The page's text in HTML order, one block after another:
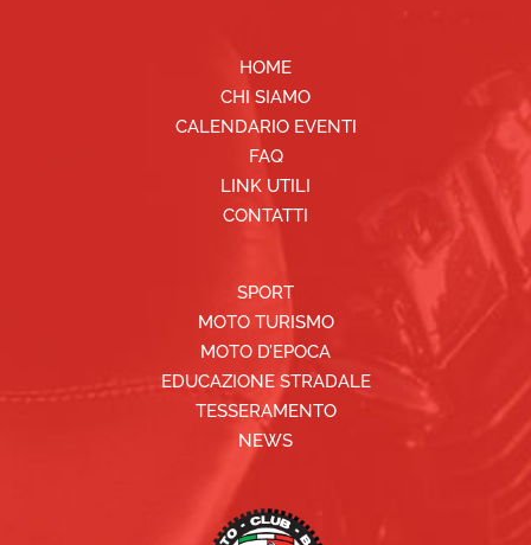
HOME
CHI SIAMO
CALENDARIO EVENTI
FAQ
LINK UTILI
CONTATTI
SPORT
MOTO TURISMO
MOTO D’EPOCA
EDUCAZIONE STRADALE
TESSERAMENTO
NEWS